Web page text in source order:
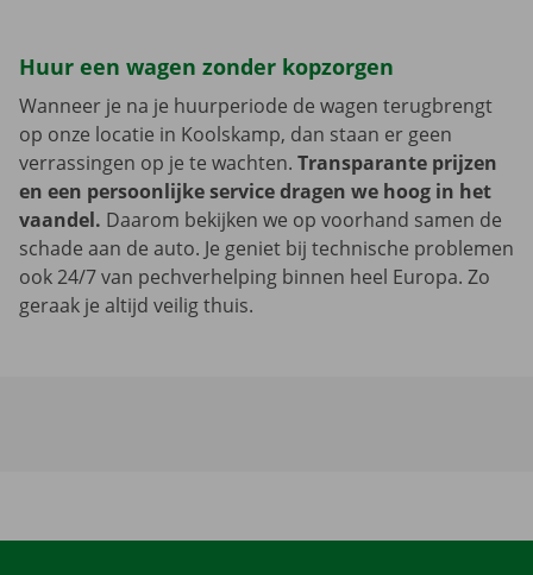
Huur een wagen zonder kopzorgen
Wanneer je na je huurperiode de wagen terugbrengt
op onze locatie in Koolskamp, dan staan er geen
verrassingen op je te wachten. Transparante prijzen
en een persoonlijke service dragen we hoog in het
vaandel. Daarom bekijken we op voorhand samen de
schade aan de auto. Je geniet bij technische problemen
ook 24/7 van pechverhelping binnen heel Europa. Zo
geraak je altijd veilig thuis.